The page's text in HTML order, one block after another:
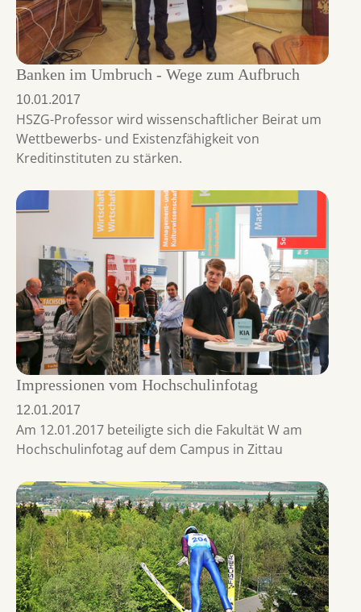
Banken im Umbruch - Wege zum Aufbruch
10.01.2017
HSZG-Professor wird wissenschaftlicher Beirat um
Wettbewerbs- und Existenzfähigkeit von
Kreditinstituten zu stärken.
Impressionen vom Hochschulinfotag
12.01.2017
Am 12.01.2017 beteiligte sich die Fakultät W am
Hochschulinfotag auf dem Campus in Zittau